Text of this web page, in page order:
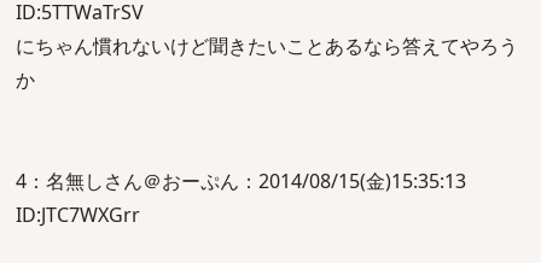
ID:5TTWaTrSV
にちゃん慣れないけど聞きたいことあるなら答えてやろう
か
4：名無しさん＠おーぷん：2014/08/15(金)15:35:13
ID:JTC7WXGrr